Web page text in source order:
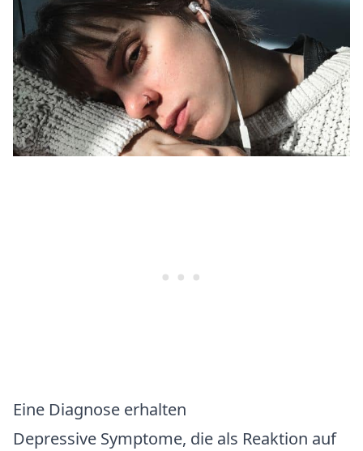
Eine Diagnose erhalten
Depressive Symptome, die als Reaktion auf